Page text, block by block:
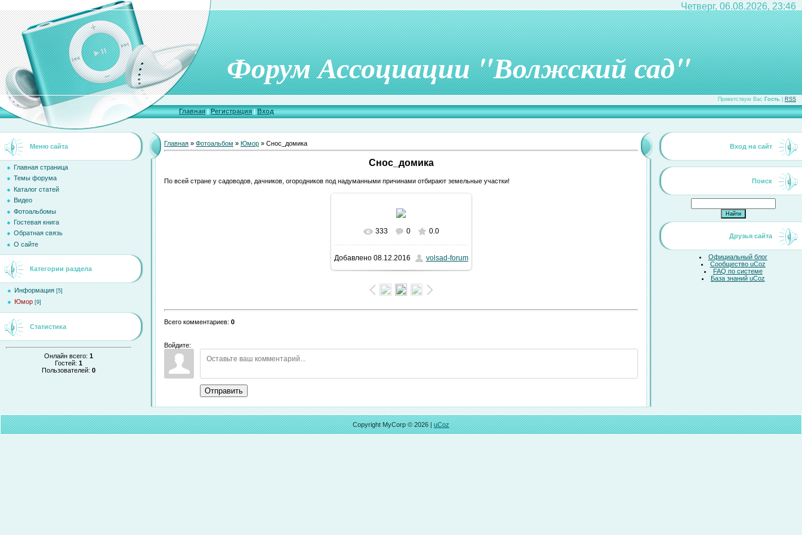
Четверг, 06.08.2026, 23:46
Форум Ассоциации "Волжский сад"
Приветствую Вас Гость RSS
Главная|Регистрация|Вход
Меню сайта
Главная страница
Темы форума
Каталог статей
Видео
Фотоальбомы
Гостевая книга
Обратная связь
О сайте
Категории раздела
Информация [5]
Юмор [9]
Статистика
Онлайн всего: 1
Гостей: 1
Пользователей: 0
Главная » Фотоальбом » Юмор » Снос_домика
Снос_домика
По всей стране у садоводов, дачников, огородников под надуманными причинами отбирают земельные участки!
В реальном размере 800x600
140.9Kb
333 0 0.0
Добавлено08.12.2016 volsad-forum
Всего комментариев: 0
Войдите:
Отправить
Вход на сайт
Поиск
Друзья сайта
Официальный блог
Сообщество uCoz
FAQ по системе
База знаний uCoz
Copyright MyCorp © 2026 | uCoz